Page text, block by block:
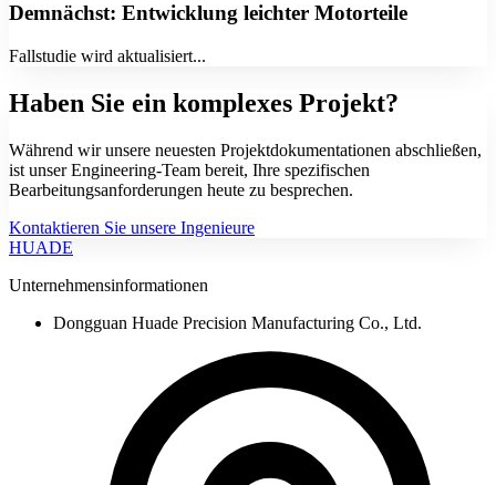
Demnächst: Entwicklung leichter Motorteile
Fallstudie wird aktualisiert...
Haben Sie ein komplexes Projekt?
Während wir unsere neuesten Projektdokumentationen abschließen,
ist unser Engineering-Team bereit, Ihre spezifischen
Bearbeitungsanforderungen heute zu besprechen.
Kontaktieren Sie unsere Ingenieure
HUADE
Unternehmensinformationen
Dongguan Huade Precision Manufacturing Co., Ltd.